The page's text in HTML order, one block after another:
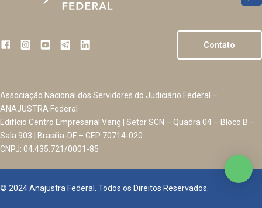
Contato
Associação Nacional dos Servidores do Judiciário Federal –
ANAJUSTRA Federal
Edifício Centro Empresarial Varig | Setor SCN – Quadra 04 – Bloco B –
Sala 903 | Brasília-DF – CEP 70714-020
CNPJ: 04.435.721/0001-85
© 2024 Anajustra Federal. Todos os Direitos Reservados.